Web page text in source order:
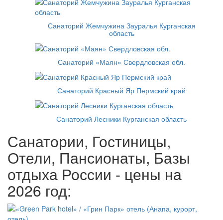
Санаторий Жемчужина Зауралья Курганская
область
Санаторий «Маян» Свердловская обл.
Санаторий Красный Яр Пермский край
Санаторий Лесники Курганская область
Санатории, Гостиницы,
Отели, Пансионаты, Базы
отдыха России - цены на
2026 год: